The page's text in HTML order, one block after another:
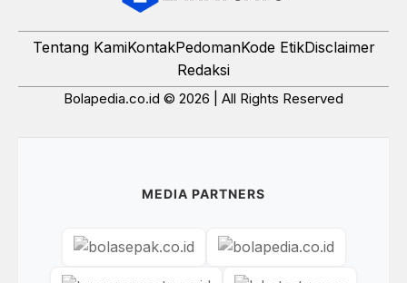
Tentang KamiKontakPedomanKode EtikDisclaimer
Redaksi
Bolapedia.co.id © 2026 | All Rights Reserved
MEDIA PARTNERS